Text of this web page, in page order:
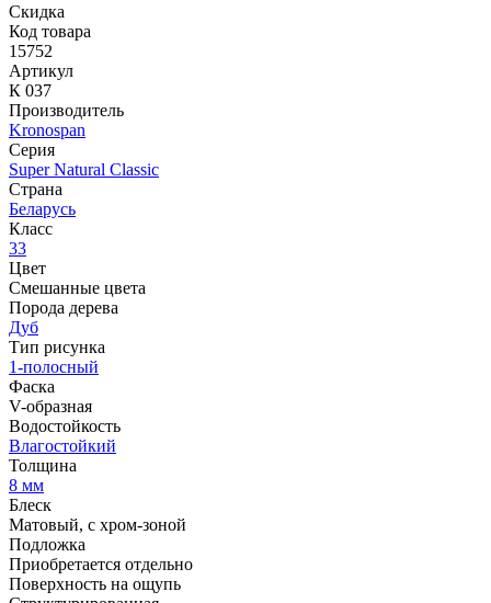
Скидка
Код товара
15752
Артикул
К 037
Производитель
Kronospan
Серия
Super Natural Classic
Страна
Беларусь
Класс
33
Цвет
Смешанные цвета
Порода дерева
Дуб
Тип рисунка
1-полосный
Фаска
V-образная
Водостойкость
Влагостойкий
Толщина
8 мм
Блеск
Матовый, с хром-зоной
Подложка
Приобретается отдельно
Поверхность на ощупь